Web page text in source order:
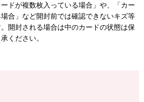
ドが複数枚入っている場合」や、「カー
合」など開封前では確認できないキズ等
開封される場合は中のカードの状態は保
ください。